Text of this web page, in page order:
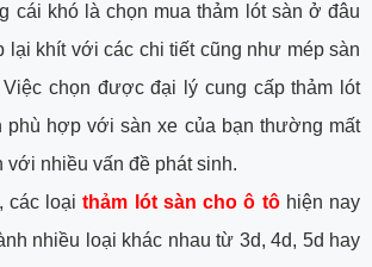
cái khó là chọn mua thảm lót sàn ở đâu
lại khít với các chi tiết cũng như mép sàn
chọn được đại lý cung cấp thảm lót
phù hợp với sàn xe của bạn thường mất
với nhiều vấn đề phát sinh.
các loạithảm lót sàn cho ô tôhiện nay
nhiều loại khác nhau từ 3d, 4d, 5d hay